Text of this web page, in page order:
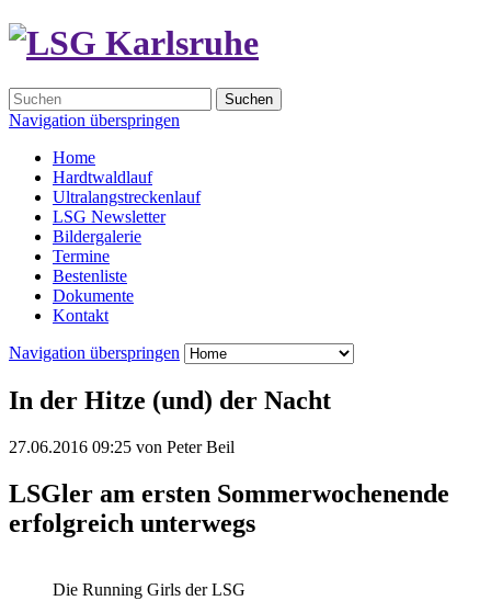
Suchen
Navigation überspringen
Home
Hardtwaldlauf
Ultralangstreckenlauf
LSG Newsletter
Bildergalerie
Termine
Bestenliste
Dokumente
Kontakt
Navigation überspringen
In der Hitze (und) der Nacht
27.06.2016 09:25 von Peter Beil
LSGler am ersten Sommerwochenende
erfolgreich unterwegs
Die Running Girls der LSG